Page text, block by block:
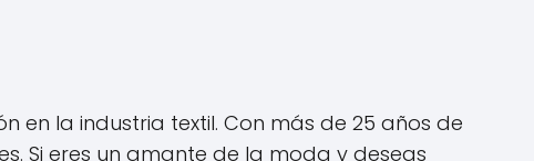
en la industria textil. Con más de 25 años de
Si eres un amante de la moda y deseas